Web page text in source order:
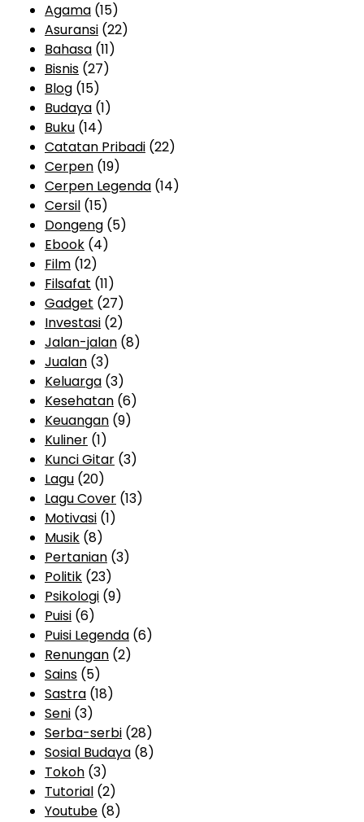
Agama (15)
Asuransi (22)
Bahasa (11)
Bisnis (27)
Blog (15)
Budaya (1)
Buku (14)
Catatan Pribadi (22)
Cerpen (19)
Cerpen Legenda (14)
Cersil (15)
Dongeng (5)
Ebook (4)
Film (12)
Filsafat (11)
Gadget (27)
Investasi (2)
Jalan-jalan (8)
Jualan (3)
Keluarga (3)
Kesehatan (6)
Keuangan (9)
Kuliner (1)
Kunci Gitar (3)
Lagu (20)
Lagu Cover (13)
Motivasi (1)
Musik (8)
Pertanian (3)
Politik (23)
Psikologi (9)
Puisi (6)
Puisi Legenda (6)
Renungan (2)
Sains (5)
Sastra (18)
Seni (3)
Serba-serbi (28)
Sosial Budaya (8)
Tokoh (3)
Tutorial (2)
Youtube (8)